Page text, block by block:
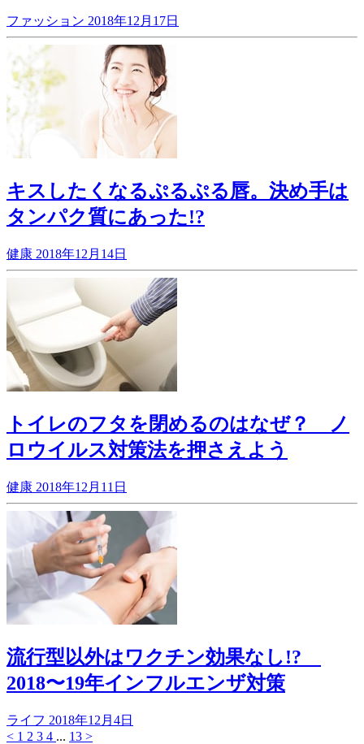
ファッション 2018年12月17日
キスしたくなるぷるぷる唇。決め手は
タンパク質にあった!?
健康 2018年12月14日
トイレのフタを閉めるのはなぜ？ ノ
ロウイルス対策法を押さえよう
健康 2018年12月11日
流行型以外はワクチン効果なし!?
2018〜19年インフルエンザ対策
ライフ 2018年12月4日
< 1 2 3 4 ... 13 >